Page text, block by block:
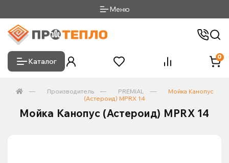
Меню
Каталог
0
Производитель PREMIAL
Мойка Канопус
(Астероид) MPRX 14
Мойка Канопус (Астероид) MPRX 14